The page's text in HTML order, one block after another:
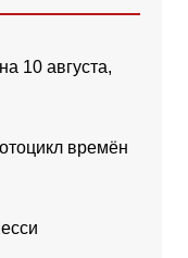
10 августа,
времён